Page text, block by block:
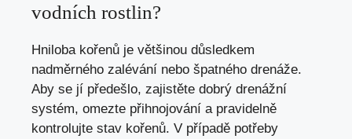
vodních rostlin?
Hniloba kořenů je většinou důsledkem
nadměrného zalévání nebo špatného drenáže.
Aby se jí předešlo, zajistěte dobrý drenážní
systém, omezte přihnojování a pravidelně
kontrolujte stav kořenů. V případě potřeby